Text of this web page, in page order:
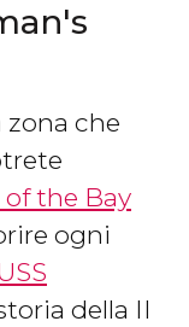
zona che
the Bay
ogni
della II